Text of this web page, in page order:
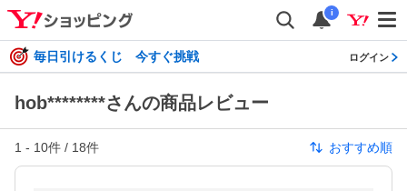
i
毎日引けるくじ 今すぐ挑戦 ログイン
hob********さんの商品レビュー
1 - 10件 / 18件 おすすめ順